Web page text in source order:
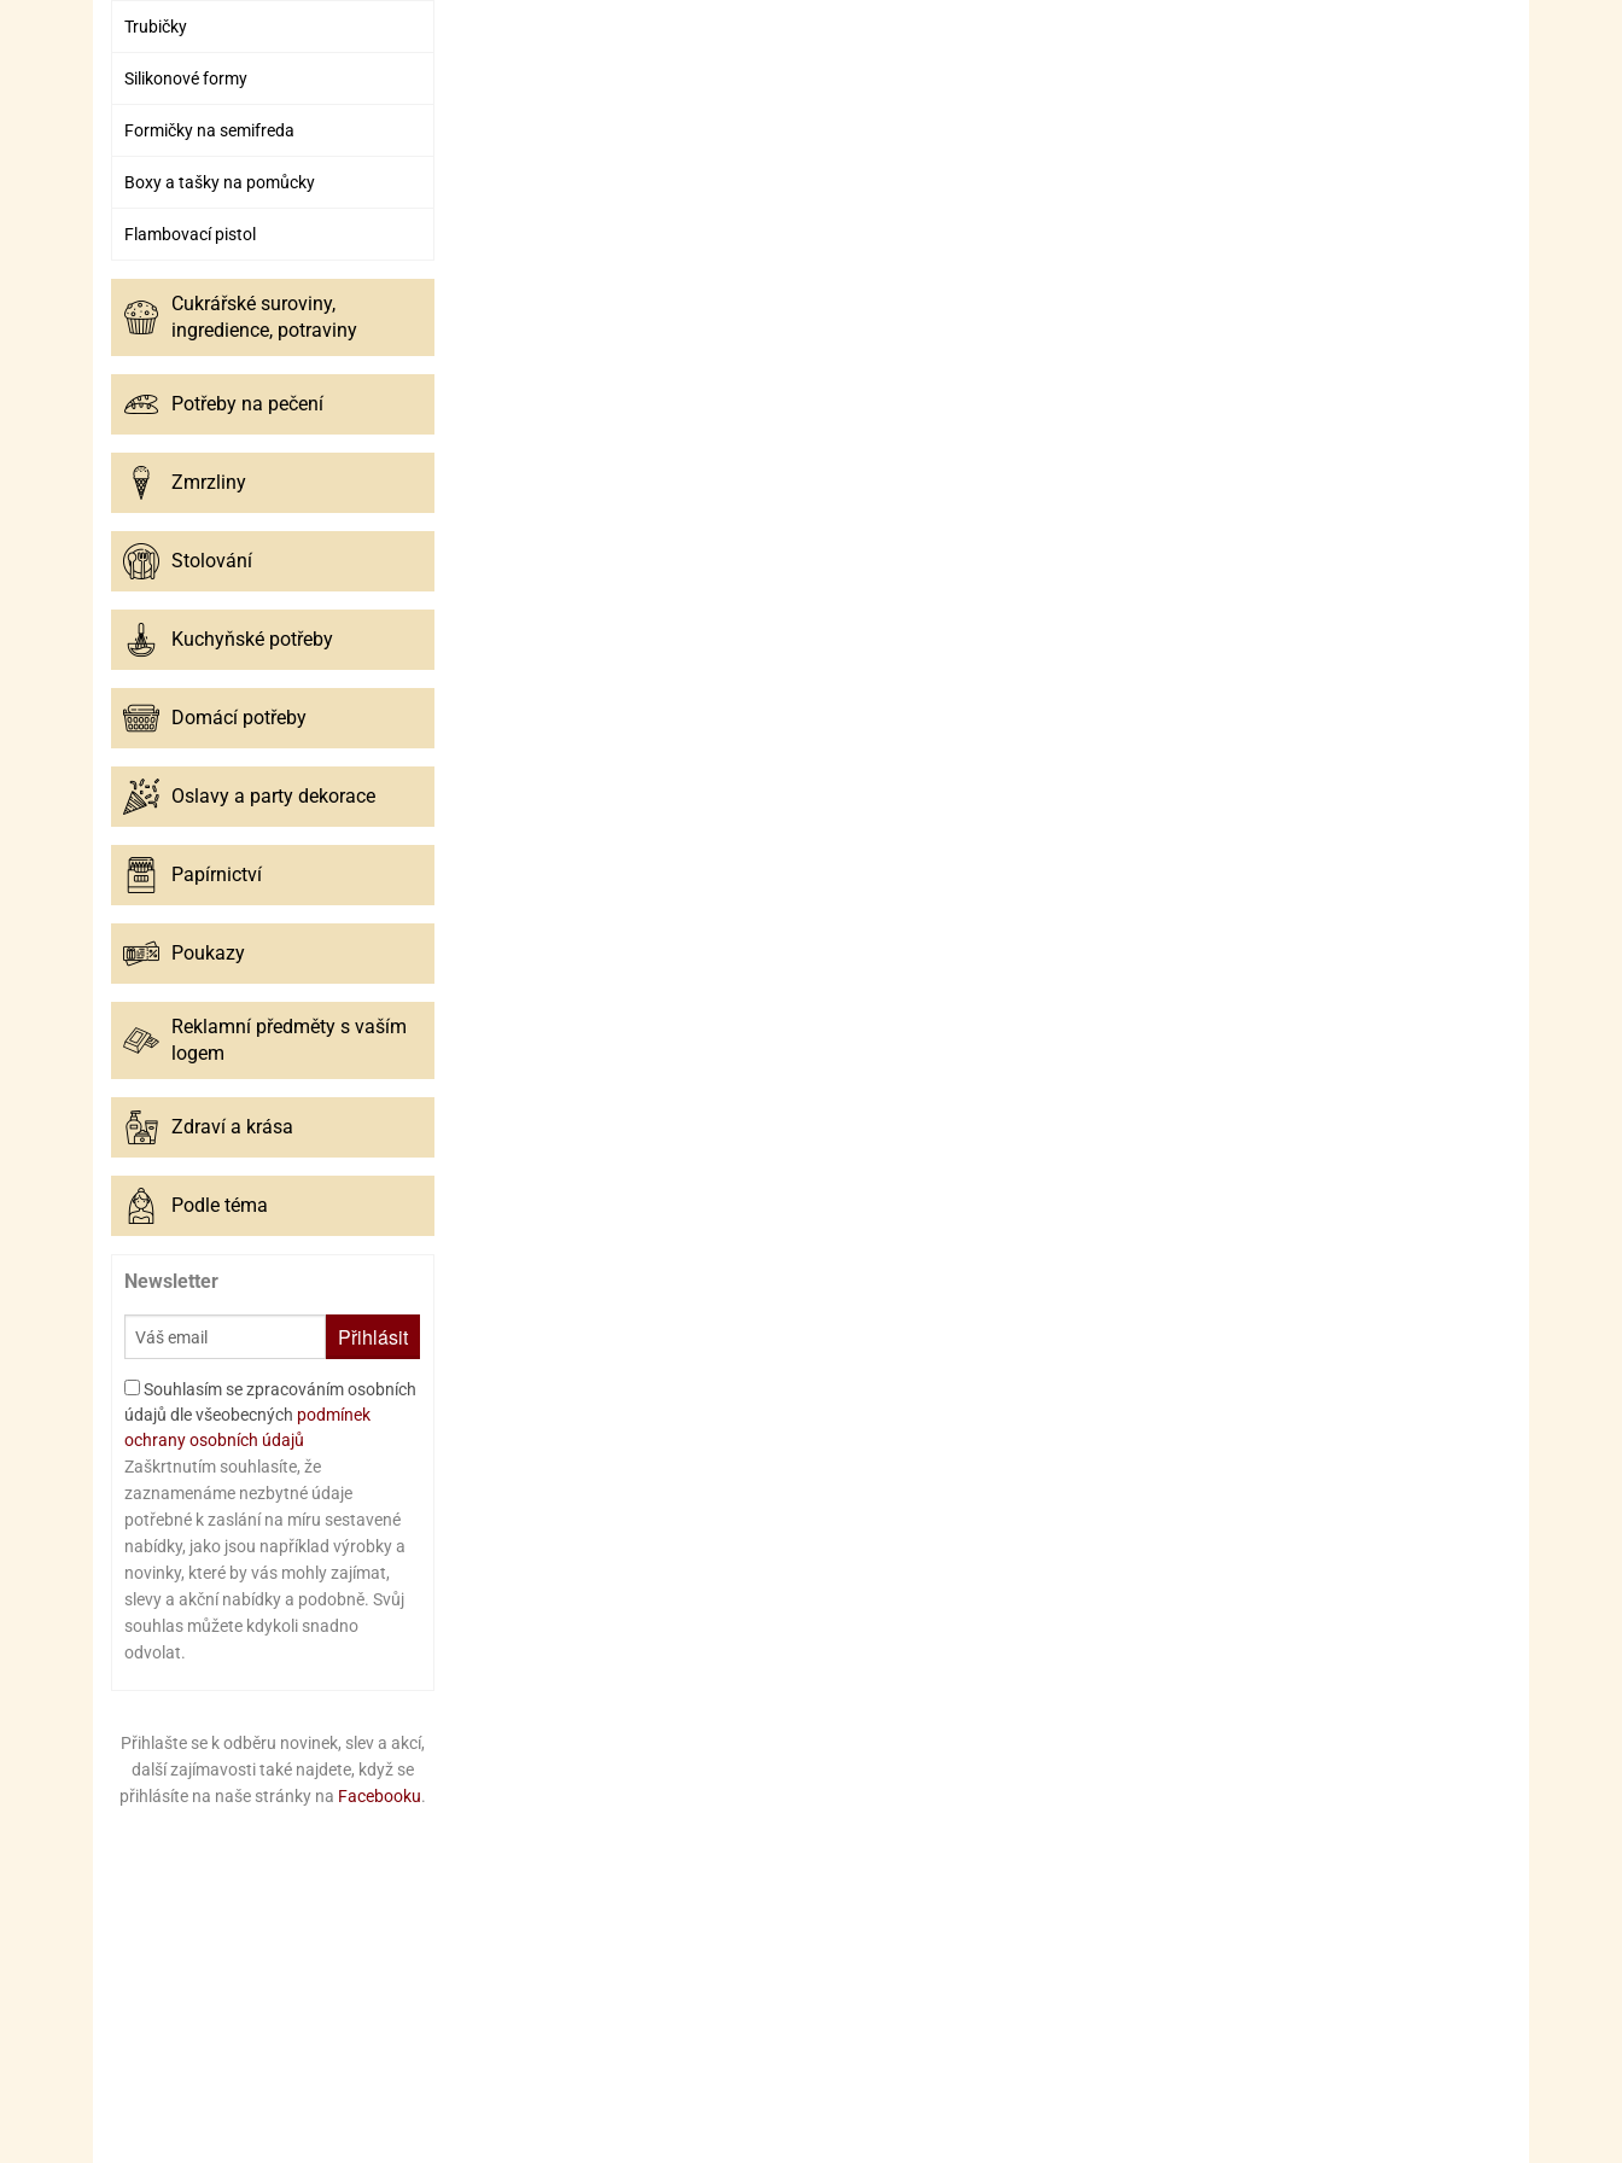
Trubičky
Silikonové formy
Formičky na semifreda
Boxy a tašky na pomůcky
Flambovací pistol
Cukrářské suroviny,
ingredience, potraviny
Potřeby na pečení
Zmrzliny
Stolování
Kuchyňské potřeby
Domácí potřeby
Oslavy a party dekorace
Papírnictví
Poukazy
Reklamní předměty s vaším
logem
Zdraví a krása
Podle téma
Newsletter
Přihlásit
Souhlasím se zpracováním osobních
údajů dle všeobecných podmínek
ochrany osobních údajů
Zaškrtnutím souhlasíte, že
zaznamenáme nezbytné údaje
potřebné k zaslání na míru sestavené
nabídky, jako jsou například výrobky a
novinky, které by vás mohly zajímat,
slevy a akční nabídky a podobně. Svůj
souhlas můžete kdykoli snadno
odvolat.
Přihlašte se k odběru novinek, slev a akcí,
další zajímavosti také najdete, když se
přihlásíte na naše stránky na Facebooku.